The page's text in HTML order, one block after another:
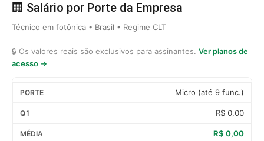
🏢 Salário por Porte da Empresa
Técnico em fotônica • Brasil • Regime CLT
🔒 Os valores reais são exclusivos para assinantes. Ver planos de
acesso →
Micro (até 9 func.)
R$ 0,00
R$ 0,00